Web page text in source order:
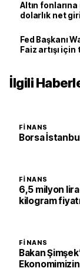
Altın
dolarlık net
Fed Başkanı
Faiz artışı
İlgili
FINANS
Borsa
FINANS
6,5 milyon lira
kilogram
FINANS
Bakan
Ekonomimizin